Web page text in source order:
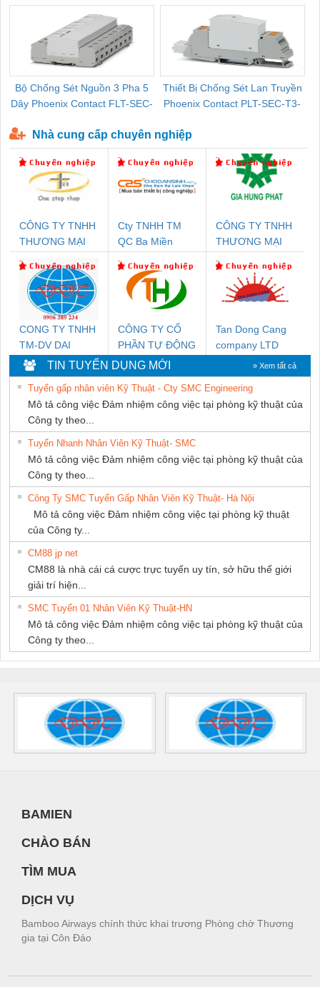
Bộ Chống Sét Nguồn 3 Pha 5
Dây Phoenix Contact FLT-SEC-
Thiết Bị Chống Sét Lan Truyền
Phoenix Contact PLT-SEC-T3-
Nhà cung cấp chuyên nghiệp
CÔNG TY TNHH
THƯƠNG MẠI
NAM
Cty TNHH TM
QC Ba Miền
CÔNG TY TNHH
THƯƠNG MẠI
THUẬT ĐIỆN CƠ
GIA HƯNG
PHÁT
CONG TY TNHH
TM-DV DAI
DONG THANH
CÔNG TY CỔ
PHẦN TỰ ĐỘNG
TIẾN HƯNG
Tan Dong Cang
company LTD
TIN TUYỂN DỤNG MỚI » Xem tất cả
Tuyển gấp nhân viên Kỹ Thuật - Cty SMC Engineering
Mô tả công việc Đảm nhiệm công việc tại phòng kỹ thuật của
Công ty theo...
Tuyển Nhanh Nhân Viên Kỹ Thuật- SMC
Mô tả công việc Đảm nhiệm công việc tại phòng kỹ thuật của
Công ty theo...
Công Ty SMC Tuyển Gấp Nhân Viên Kỹ Thuật- Hà Nội
Mô tả công việc Đảm nhiệm công việc tại phòng kỹ thuật
của Công ty...
CM88 jp net
CM88 là nhà cái cá cược trực tuyến uy tín, sở hữu thế giới
giải trí hiện...
SMC Tuyển 01 Nhân Viên Kỹ Thuật-HN
Mô tả công việc Đảm nhiệm công việc tại phòng kỹ thuật của
Công ty theo...
BAMIEN
CHÀO BÁN
TÌM MUA
DỊCH VỤ
Bamboo Airways chính thức khai trương Phòng chờ Thương
gia tại Côn Đảo